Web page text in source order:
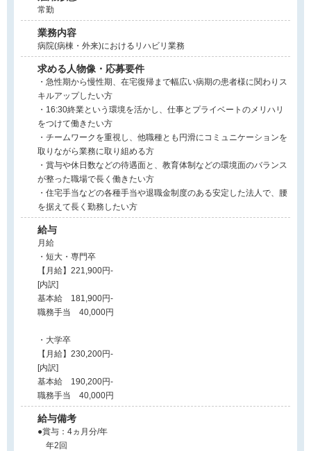
常勤
業務内容
病院(病棟・外来)におけるリハビリ業務
求める人物像・応募要件
・急性期から慢性期、在宅復帰まで幅広い病期の患者様に関わりス
キルアップしたい方
・16:30終業という環境を活かし、仕事とプライベートのメリハリ
をつけて働きたい方
・チームワークを重視し、他職種とも円滑にコミュニケーションを
取りながら業務に取り組める方
・賞与や休日数などの待遇面と、教育体制などの環境面のバランス
が整った職場で長く働きたい方
・住宅手当などの各種手当や退職金制度のある安定した法人で、腰
を据えて長く勤務したい方
給与
月給
・短大・専門卒
【月給】221,900円-
[内訳]
基本給 181,900円-
職務手当 40,000円
・大学卒
【月給】230,200円-
[内訳]
基本給 190,200円-
職務手当 40,000円
給与備考
●賞与：4ヵ月分/年
年2回